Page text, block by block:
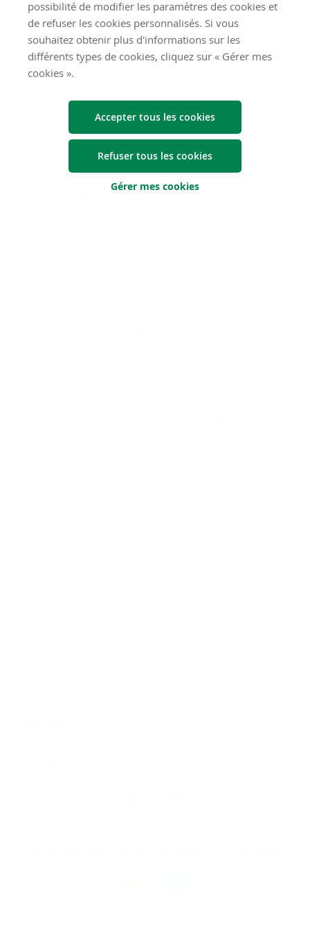
possibilité de modifier les paramètres des cookies et
de refuser les cookies personnalisés. Si vous
souhaitez obtenir plus d'informations sur les
différents types de cookies, cliquez sur « Gérer mes
cookies ».
Accepter tous les cookies
Refuser tous les cookies
Gérer mes cookies
entreprise. Optez pour des solutions professionnelles
adaptées aux entrepreneurs. Claires, flexibles et ciblées.
Payconiq pour les entrepreneurs
paiement Payconiq destinée aux entrepreneurs. Elle vous
permet d'accepter des paiements mobiles via Bancontact et
Wero à l'aide d'un code QR.
Carte de débit Pro